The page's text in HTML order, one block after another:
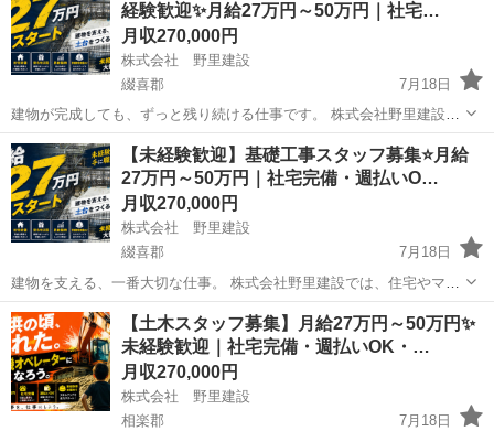
うサポートします。 いわ...
経験歓迎✨月給27万円～50万円｜社宅…
月収270,000円
株式会社 野里建設
綴喜郡
7月18日
建物が完成しても、ずっと残り続ける仕事です。 株式会社野里建設で
は、住宅やマンション、店舗などの建物を支える基礎工事スタッフを
募集しています。 基礎工事は建物の安全性を左右する重要な工程で
す。 完成すると見...
京都 綴喜郡 大工 未経験
【未経験歓迎】基礎工事スタッフ募集⭐月給
27万円～50万円｜社宅完備・週払いO…
月収270,000円
株式会社 野里建設
綴喜郡
7月18日
建物を支える、一番大切な仕事。 株式会社野里建設では、住宅やマン
ション、店舗などの建設に欠かせない基礎工事スタッフを募集してい
ます。 建物は見えない部分が最も重要です。 私たちは建物を支える基
礎を施工し、安...
京都 綴喜郡 大工 未経験
【土木スタッフ募集】月給27万円～50万円✨
未経験歓迎｜社宅完備・週払いOK・…
月収270,000円
株式会社 野里建設
相楽郡
7月18日